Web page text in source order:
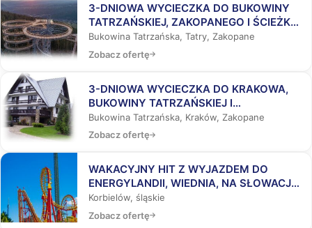
3-DNIOWA WYCIECZKA DO BUKOWINY
TATRZAŃSKIEJ, ZAKOPANEGO I ŚCIEŻKĄ
WŚRÓD KORON DRZEW
Bukowina Tatrzańska, Tatry, Zakopane
Zobacz ofertę
3-DNIOWA WYCIECZKA DO KRAKOWA,
BUKOWINY TATRZAŃSKIEJ I
ZAKOPANEGO
Bukowina Tatrzańska, Kraków, Zakopane
Zobacz ofertę
WAKACYJNY HIT Z WYJAZDEM DO
ENERGYLANDII, WIEDNIA, NA SŁOWACJĘ,
DO AQUAPARKÓW
Korbielów, śląskie
Zobacz ofertę